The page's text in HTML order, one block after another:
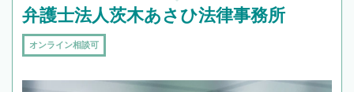
弁護士法人茨木あさひ法律事務所
オンライン相談可